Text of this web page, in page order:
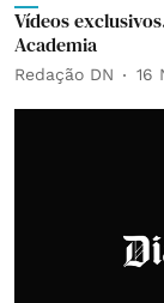
Vídeos
Academia
Redação DN 16